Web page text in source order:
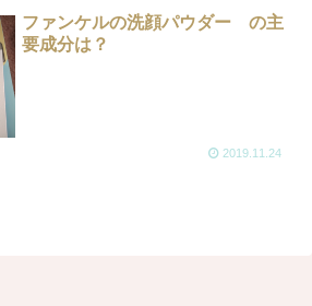
ファンケルの洗顔パウダー の主
要成分は？
2019.11.24